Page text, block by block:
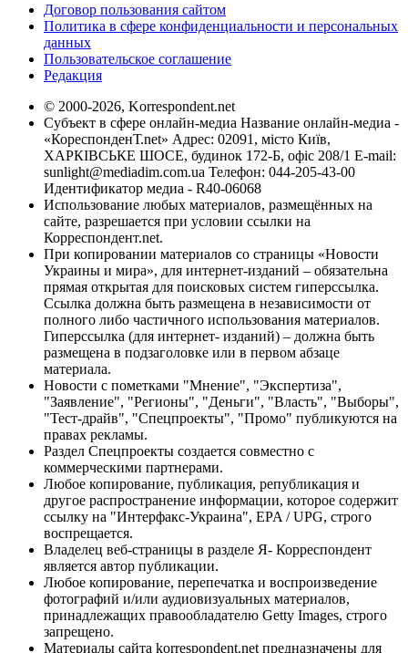
Договор пользования сайтом
Политика в сфере конфиденциальности и персональных
данных
Пользовательское соглашение
Редакция
© 2000-2026, Korrespondent.net
Субъект в сфере онлайн-медиа Название онлайн-медиа -
«КореспонденТ.net» Адрес: 02091, місто Київ,
ХАРКІВСЬКЕ ШОСЕ, будинок 172-Б, офіс 208/1 E-mail:
sunlight@mediadim.com.ua Телефон: 044-205-43-00
Идентификатор медиа - R40-06068
Использование любых материалов, размещённых на
сайте, разрешается при условии ссылки на
Корреспондент.net.
При копировании материалов со страницы «Новости
Украины и мира», для интернет-изданий – обязательна
прямая открытая для поисковых систем гиперссылка.
Ссылка должна быть размещена в независимости от
полного либо частичного использования материалов.
Гиперссылка (для интернет- изданий) – должна быть
размещена в подзаголовке или в первом абзаце
материала.
Новости с пометками "Мнение", "Экспертиза",
"Заявление", "Регионы", "Деньги", "Власть", "Выборы",
"Тест-драйв", "Спецпроекты", "Промо" публикуются на
правах рекламы.
Раздел Спецпроекты создается совместно с
коммерческими партнерами.
Любое копирование, публикация, републикация и
другое распространение информации, которое содержит
ссылку на "Интерфакс-Украина", EPA / UPG, строго
воспрещается.
Владелец веб-страницы в разделе Я- Корреспондент
является автор публикации.
Любое копирование, перепечатка и воспроизведение
фотографий и/или аудиовизуальных материалов,
принадлежащих правообладателю Getty Images, строго
запрещено.
Материалы сайта korrespondent.net предназначены для